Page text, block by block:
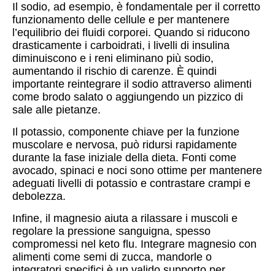
Il sodio, ad esempio, è fondamentale per il corretto
funzionamento delle cellule e per mantenere
l’equilibrio dei fluidi corporei. Quando si riducono
drasticamente i carboidrati, i livelli di insulina
diminuiscono e i reni eliminano più sodio,
aumentando il rischio di carenze. È quindi
importante reintegrare il sodio attraverso alimenti
come brodo salato o aggiungendo un pizzico di
sale alle pietanze.
Il potassio, componente chiave per la funzione
muscolare e nervosa, può ridursi rapidamente
durante la fase iniziale della dieta. Fonti come
avocado, spinaci e noci sono ottime per mantenere
adeguati livelli di potassio e contrastare crampi e
debolezza.
Infine, il magnesio aiuta a rilassare i muscoli e
regolare la pressione sanguigna, spesso
compromessi nel keto flu. Integrare magnesio con
alimenti come semi di zucca, mandorle o